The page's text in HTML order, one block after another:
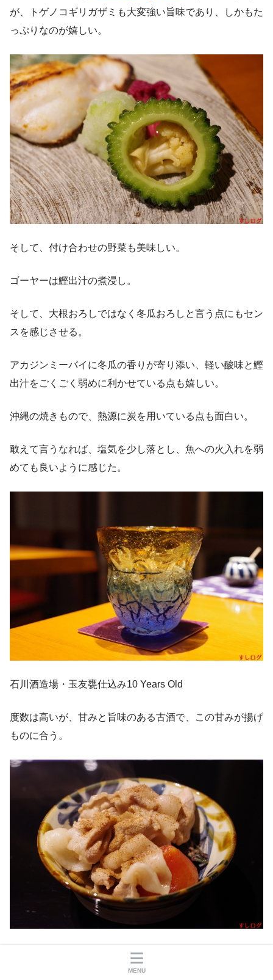
が、トゲノコギリガザミも大変強い旨味であり、しかもた
っぷりなのが嬉しい。
そして、付け合わせの野菜も美味しい。
ゴーヤーは鰹出汁の煮浸し。
そして、大根おろしではなく冬瓜おろしと言う点にもセン
スを感じさせる。
アカジンミーバイに冬瓜の香りが寄り添い、軽い酸味と鰹
出汁をごくごく弱めに利かせている点も嬉しい。
沖縄の焼きもので、熱源に炭を用いている点も面白い。
敢えて言うなれば、塩気を少し落とし、魚への火入れを弱
めても良いように感じた。
石川酒造場・玉友甕仕込み10 Years Old
度数は高いが、甘みと旨味のある古酒で、この甘みが揚げ
ものに合う。
MENU